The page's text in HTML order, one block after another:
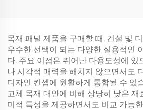
목재 패널 제품을 구매할 때, 건설 및
우수한 선택이 되는 다양한 실용적인
다. 주요 이점은 뛰어난 다용도성에 있
나 시각적 매력을 해치지 않으면서도
디자인 컨셉에 원활하게 통합될 수 있
고체 목재 대안에 비해 상당히 낮은 재
미적 특성을 제공하면서도 비교 가능